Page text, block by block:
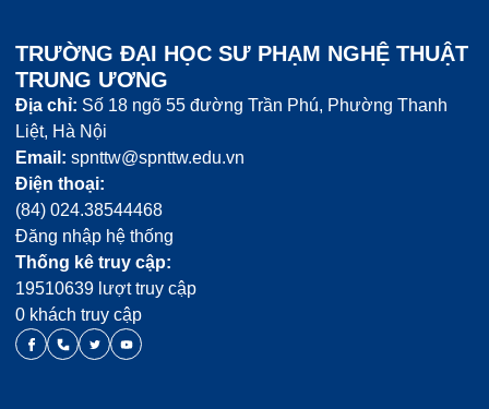
TRƯỜNG ĐẠI HỌC SƯ PHẠM NGHỆ THUẬT
TRUNG ƯƠNG
Địa chỉ: Số 18 ngõ 55 đường Trần Phú, Phường Thanh
Liệt, Hà Nội
Email: spnttw@spnttw.edu.vn
Điện thoại:
(84) 024.38544468
Đăng nhập hệ thống
Thống kê truy cập:
19510639 lượt truy cập
0 khách truy cập